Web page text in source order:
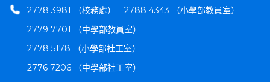
2778 3981 （校務處）
2788 4343 （小學部教員室）
2779 7701 （中學部教員室）
2778 5178 （小學部社工室）
2776 7206 （中學部社工室）